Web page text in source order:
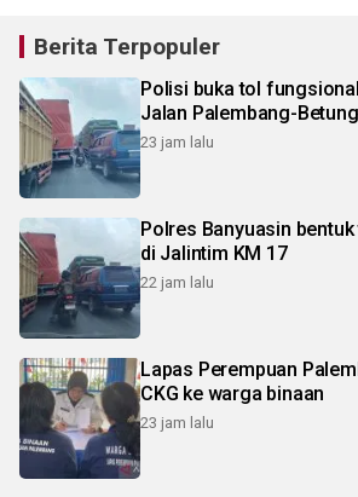
Berita Terpopuler
Polisi buka tol
Jalan Palembang-Betung
23 jam lalu
Polres Banyuasin
di Jalintim KM 17
22 jam lalu
Lapas Perempuan
CKG ke warga binaan
23 jam lalu